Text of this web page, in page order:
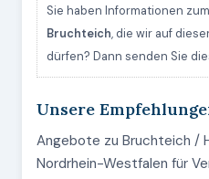
Sie haben Informationen
Bruchteich, die wir auf
dürfen? Dann senden Sie
Unsere
Angebote zu Bruchteich /
Nordrhein-Westfalen für